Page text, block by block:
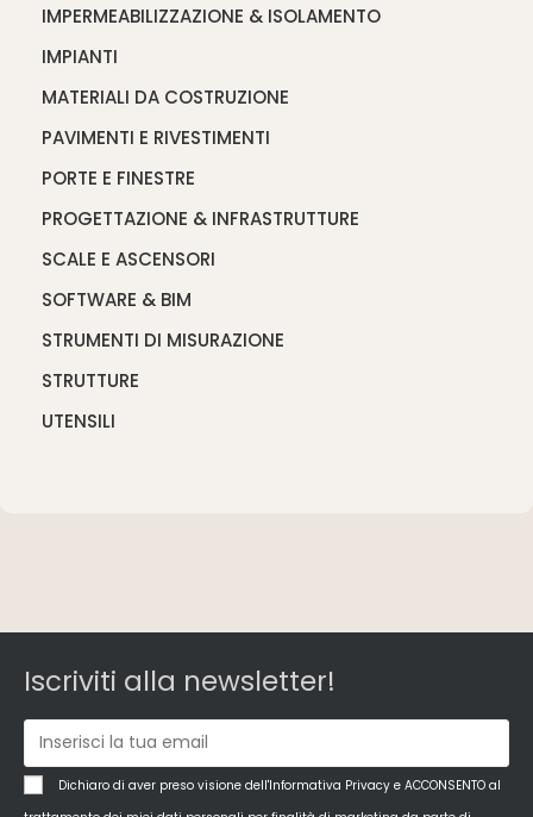
IMPERMEABILIZZAZIONE & ISOLAMENTO
IMPIANTI
MATERIALI DA COSTRUZIONE
PAVIMENTI E RIVESTIMENTI
PORTE E FINESTRE
PROGETTAZIONE & INFRASTRUTTURE
SCALE E ASCENSORI
SOFTWARE & BIM
STRUMENTI DI MISURAZIONE
STRUTTURE
UTENSILI
Iscriviti alla newsletter!
Dichiaro di aver preso visione dell'Informativa Privacy e ACCONSENTO al